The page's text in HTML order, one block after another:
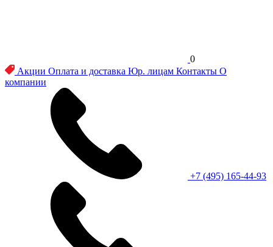
0
Акции Оплата и доставка Юр. лицам Контакты О
компании
+7 (495) 165-44-93